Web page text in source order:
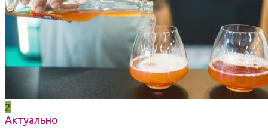
2
Актуально